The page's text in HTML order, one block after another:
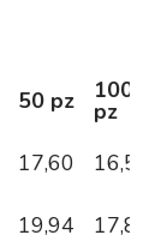
50 pz 100
pz
17,60
16,56
19,94 17,84